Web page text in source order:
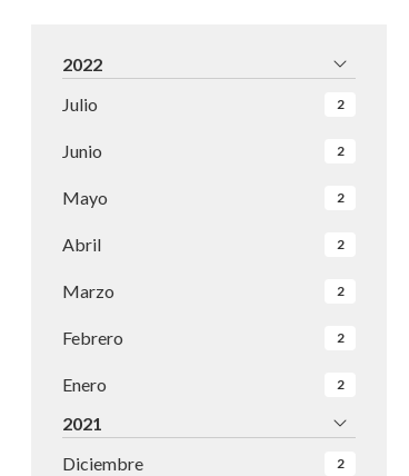
2022
Julio
2
Junio 2
Mayo 2
Abril 2
Marzo 2
Febrero 2
Enero 2
2021
Diciembre
2